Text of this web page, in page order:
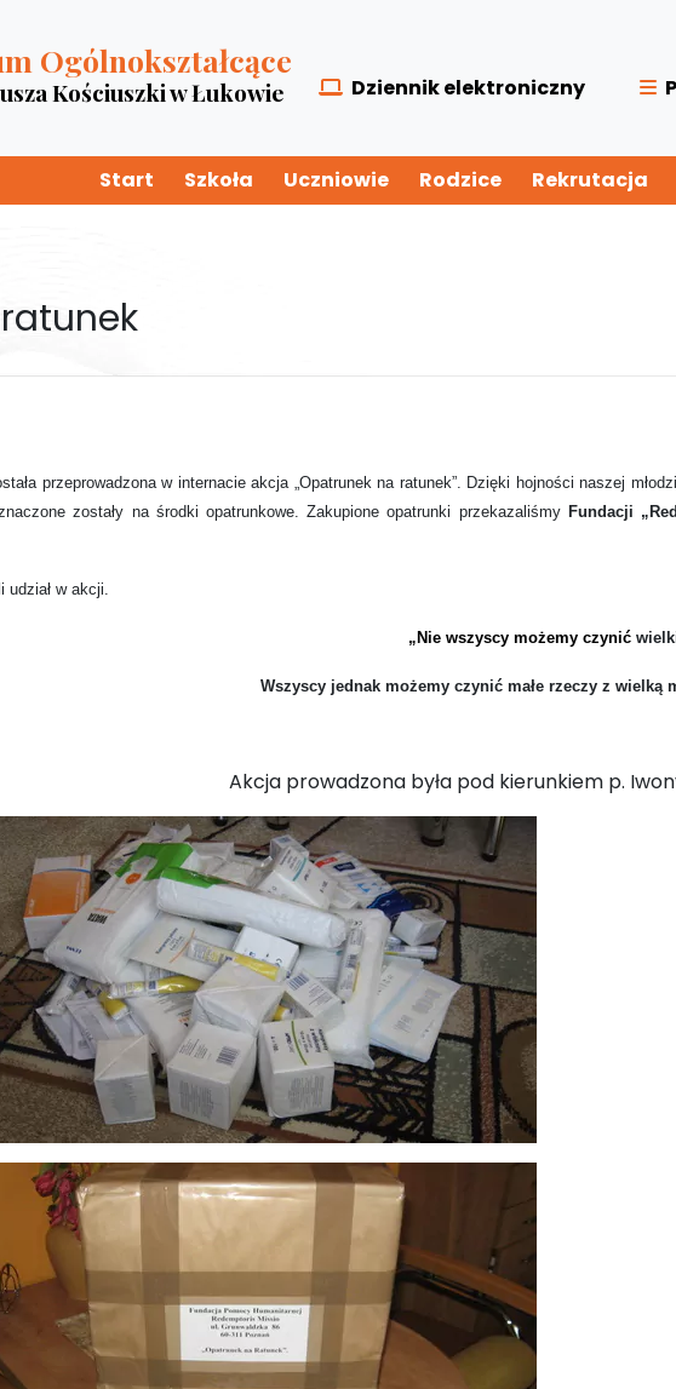
Ogólnokształcące
Kościuszki w Łukowie Dziennik elektroniczny
Start Szkoła Uczniowie Rodzice Rekrutacja
przeprowadzona w internacie akcja „Opatrunek na ratunek”. Dzięki hojności naszej
zostały na środki opatrunkowe. Zakupione opatrunki przekazaliśmy Fundacji
w akcji.
„Nie wszyscy możemy czynić
Wszyscy jednak możemy czynić małe rzeczy z wielką
Akcja prowadzona była pod kierunkiem p.